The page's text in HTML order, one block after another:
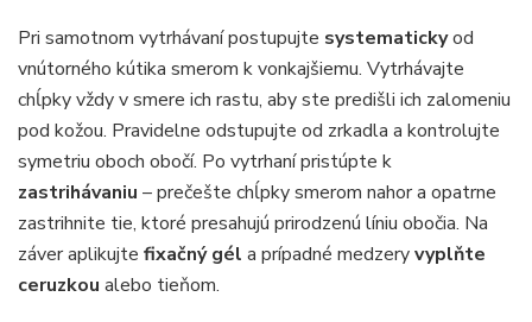
Pri samotnom vytrhávaní postupujte systematickyod
vnútorného kútika smerom k vonkajšiemu. Vytrhávajte
chĺpky vždy v smere ich rastu, aby ste predišli ich zalomeniu
pod kožou. Pravidelne odstupujte od zrkadla a kontrolujte
symetriu oboch obočí. Po vytrhaní pristúpte k
zastrihávaniu – prečešte chĺpky smerom nahor a opatrne
zastrihnite tie, ktoré presahujú prirodzenú líniu obočia. Na
záver aplikujte fixačný gél a prípadné medzeryvyplňte
ceruzkou alebo tieňom.